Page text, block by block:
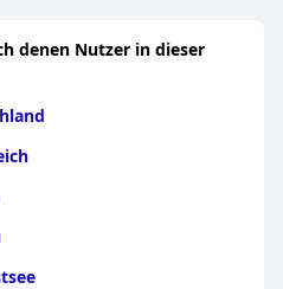
denen Nutzer in dieser